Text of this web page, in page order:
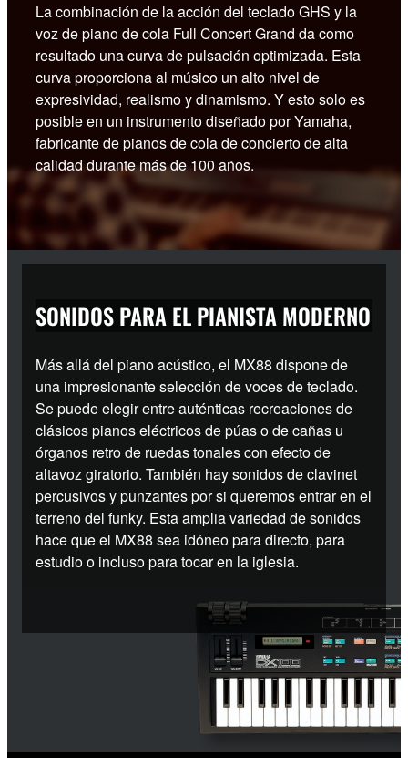
La combinación de la acción del teclado GHS y la
voz de piano de cola Full Concert Grand da como
resultado una curva de pulsación optimizada. Esta
curva proporciona al músico un alto nivel de
expresividad, realismo y dinamismo. Y esto solo es
posible en un instrumento diseñado por Yamaha,
fabricante de pianos de cola de concierto de alta
calidad durante más de 100 años.
SONIDOS PARA EL PIANISTA MODERNO
Más allá del piano acústico, el MX88 dispone de
una impresionante selección de voces de teclado.
Se puede elegir entre auténticas recreaciones de
clásicos pianos eléctricos de púas o de cañas u
órganos retro de ruedas tonales con efecto de
altavoz giratorio. También hay sonidos de clavinet
percusivos y punzantes por si queremos entrar en el
terreno del funky. Esta amplia variedad de sonidos
hace que el MX88 sea idóneo para directo, para
estudio o incluso para tocar en la iglesia.